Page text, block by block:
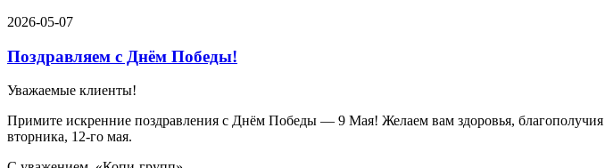
2026-05-07
Поздравляем с Днём Победы!
Уважаемые клиенты!
Примите искренние поздравления с Днём Победы — 9 Мая! Желаем вам здоровья, благополучия
вторника, 12-го мая.